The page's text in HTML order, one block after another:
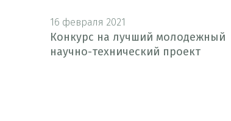
16 февраля 2021
Конкурс на лучший молодежный
научно-технический проект